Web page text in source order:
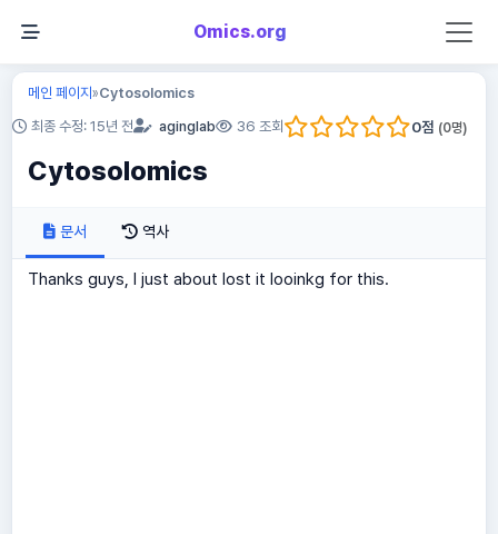
Omics.org
메인 페이지»Cytosolomics
최종 수정: 15년 전 aginglab 36 조회 0점 (0명)
Cytosolomics
문서 역사
Thanks guys, I just about lost it looinkg for this.